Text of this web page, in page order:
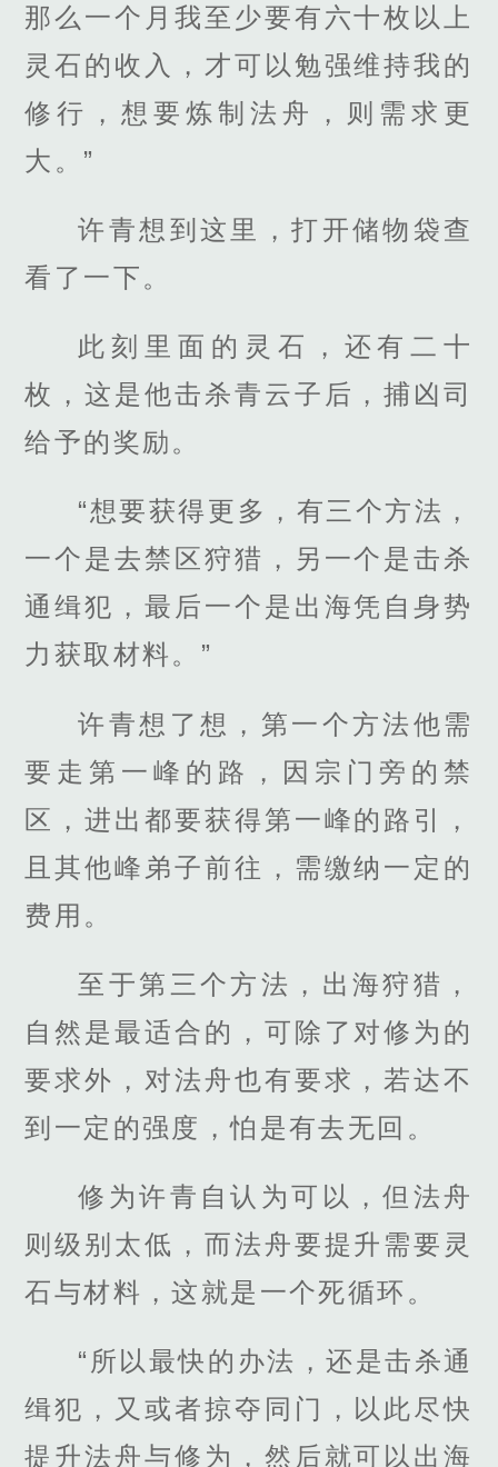
那么一个月我至少要有六十枚以上
灵石的收入，才可以勉强维持我的
修行，想要炼制法舟，则需求更
大。”
许青想到这里，打开储物袋查
看了一下。
此刻里面的灵石，还有二十
枚，这是他击杀青云子后，捕凶司
给予的奖励。
“想要获得更多，有三个方法，
一个是去禁区狩猎，另一个是击杀
通缉犯，最后一个是出海凭自身势
力获取材料。”
许青想了想，第一个方法他需
要走第一峰的路，因宗门旁的禁
区，进出都要获得第一峰的路引，
且其他峰弟子前往，需缴纳一定的
费用。
至于第三个方法，出海狩猎，
自然是最适合的，可除了对修为的
要求外，对法舟也有要求，若达不
到一定的强度，怕是有去无回。
修为许青自认为可以，但法舟
则级别太低，而法舟要提升需要灵
石与材料，这就是一个死循环。
“所以最快的办法，还是击杀通
缉犯，又或者掠夺同门，以此尽快
提升法舟与修为，然后就可以出海